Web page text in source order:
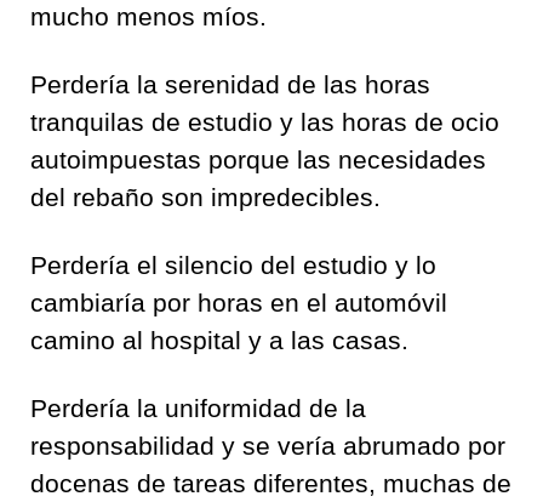
mucho menos míos.
Perdería la serenidad de las horas
tranquilas de estudio y las horas de ocio
autoimpuestas porque las necesidades
del rebaño son impredecibles.
Perdería el silencio del estudio y lo
cambiaría por horas en el automóvil
camino al hospital y a las casas.
Perdería la uniformidad de la
responsabilidad y se vería abrumado por
docenas de tareas diferentes, muchas de